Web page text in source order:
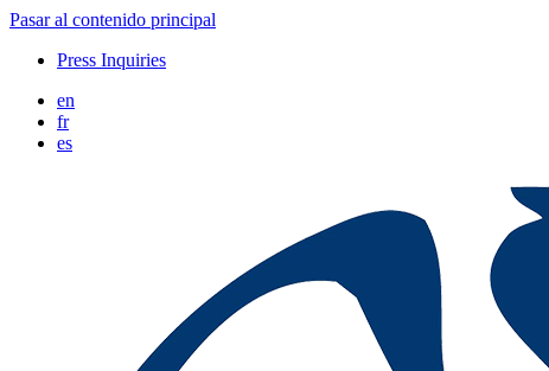
Pasar al contenido principal
Press Inquiries
en
fr
es